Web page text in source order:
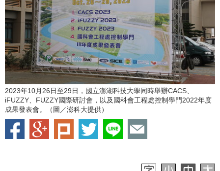
2023年10月26日至29日，國立澎湖科技大學同時舉辦CACS、
iFUZZY、FUZZY國際研討會，以及國科會工程處控制學門2022年度
成果發表會。（圖／澎科大提供）